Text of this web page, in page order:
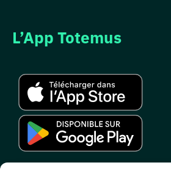
L’App Totemus